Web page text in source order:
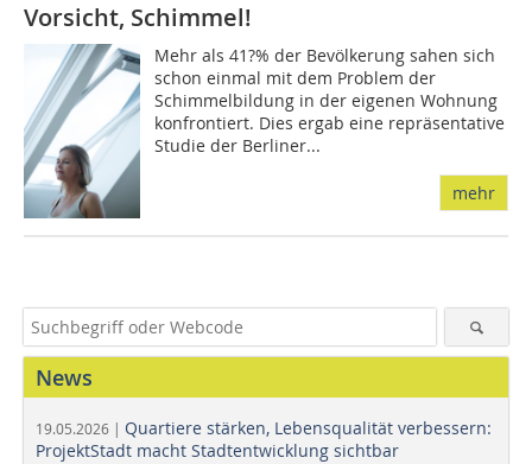
Vorsicht, Schimmel!
Mehr als 41?% der Bevölkerung sahen sich
schon einmal mit dem Problem der
Schimmelbildung in der eigenen Wohnung
konfrontiert. Dies ergab eine repräsentative
Studie der Berliner...
mehr
News
19.05.2026 | Quartiere stärken, Lebensqualität verbessern:
ProjektStadt macht Stadtentwicklung sichtbar